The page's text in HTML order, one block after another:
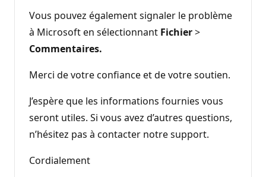
Vous pouvez également signaler le problème
à Microsoft en sélectionnant Fichier>
Commentaires.
Merci de votre confiance et de votre soutien.
J’espère que les informations fournies vous
seront utiles. Si vous avez d’autres questions,
n’hésitez pas à contacter notre support.
Cordialement